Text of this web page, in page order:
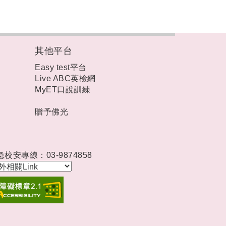
其他平台
Easy test平台
Live ABC英檢網
MyET口說訓練
贈予佛光
校安專線：03-9874858